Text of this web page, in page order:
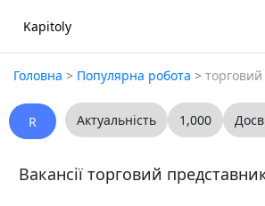
Kapitoly
Головна > Популярна робота >
R Актуальність 1,000
Вакансії торговий